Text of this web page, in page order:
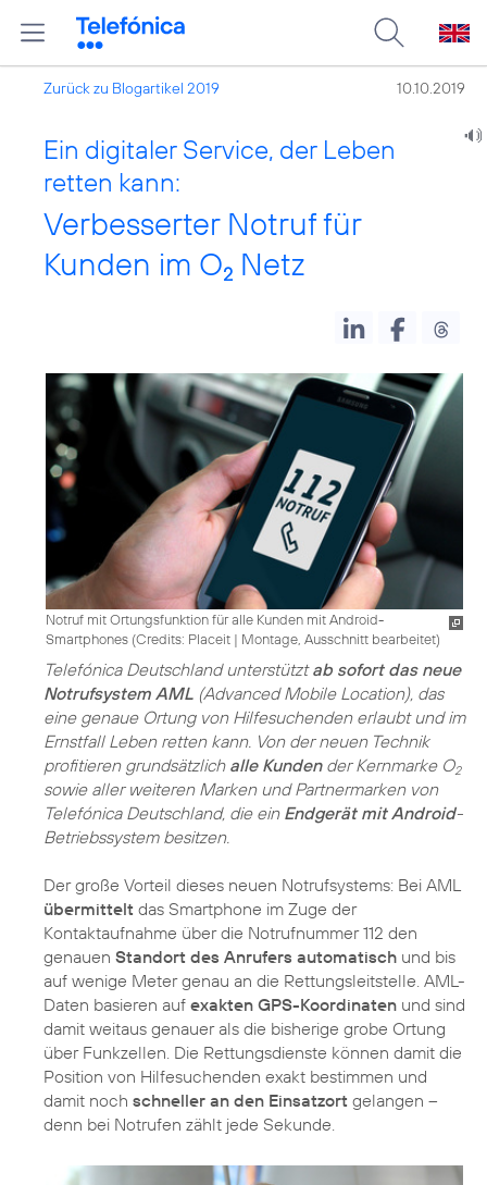
Zurück zu Blogartikel 2019 10.10.2019
Ein digitaler Service, der Leben
retten kann:
Verbesserter Notruf für
Kunden im O2 Netz
Notruf mit Ortungsfunktion für alle Kunden mit Android-
Smartphones (Credits: Placeit | Montage, Ausschnitt bearbeitet)
Telefónica Deutschland unterstütztab sofort das neue
Notrufsystem AML (Advanced Mobile Location), das
eine genaue Ortung von Hilfesuchenden erlaubt und im
Ernstfall Leben retten kann. Von der neuen Technik
profitieren grundsätzlich alle Kundender Kernmarke O2
sowie aller weiteren Marken und Partnermarken von
Telefónica Deutschland, die ein Endgerät mit Android-
Betriebssystem besitzen.
Der große Vorteil dieses neuen Notrufsystems: Bei AML
übermittelt das Smartphone im Zuge der
Kontaktaufnahme über die Notrufnummer 112 den
genauen Standort des Anrufers automatisch und bis
auf wenige Meter genau an die Rettungsleitstelle. AML-
Daten basieren auf exakten GPS-Koordinaten und sind
damit weitaus genauer als die bisherige grobe Ortung
über Funkzellen. Die Rettungsdienste können damit die
Position von Hilfesuchenden exakt bestimmen und
damit noch schneller an den Einsatzort gelangen –
denn bei Notrufen zählt jede Sekunde.